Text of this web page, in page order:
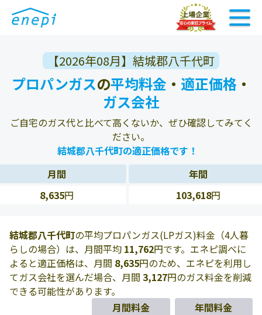
【2026年08月】結城郡八千代町
プロパンガスの平均料金 ・ 適正価格 ・
ガス会社
ご自宅のガス代と比べて高くないか、ぜひ確認してみてく
ださい。
結城郡八千代町の適正価格です！
月間
年間
8,635円 103,618円
結城郡八千代町の平均プロパンガス(LPガス)料金（4人暮
らしの場合）は、月間平均 11,762円です。エネピ調べに
よると適正価格は、月間 8,635円のため、エネピを利用し
てガス会社を選んだ場合、月間 3,127円のガス料金を削減
できる可能性があります。
月間料金
年間料金